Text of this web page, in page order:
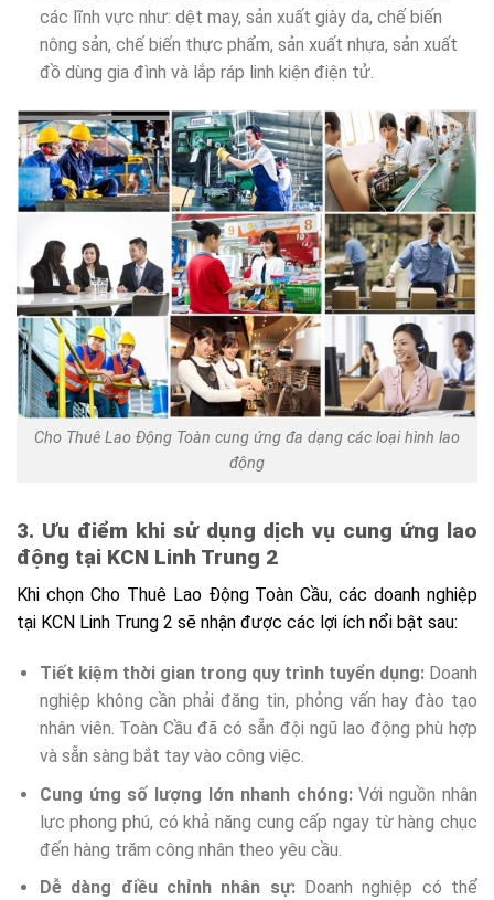
các lĩnh vực như: dệt may, sản xuất giày da, chế biến
nông sản, chế biến thực phẩm, sản xuất nhựa, sản xuất
đồ dùng gia đình và lắp ráp linh kiện điện tử.
Cho Thuê Lao Động Toàn cung ứng đa dạng các loại hình lao
động
3. Ưu điểm khi sử dụng dịch vụ cung ứng lao
động tại KCN Linh Trung 2
Khi chọn Cho Thuê Lao Động Toàn Cầu, các doanh nghiệp
tại KCN Linh Trung 2 sẽ nhận được các lợi ích nổi bật sau:
Tiết kiệm thời gian trong quy trình tuyển dụng:Doanh
nghiệp không cần phải đăng tin, phỏng vấn hay đào tạo
nhân viên. Toàn Cầu đã có sẵn đội ngũ lao động phù hợp
và sẵn sàng bắt tay vào công việc.
Cung ứng số lượng lớn nhanh chóng:Với nguồn nhân
lực phong phú, có khả năng cung cấp ngay từ hàng chục
đến hàng trăm công nhân theo yêu cầu.
Dễ dàng điều chỉnh nhân sự: Doanh nghiệp có thể